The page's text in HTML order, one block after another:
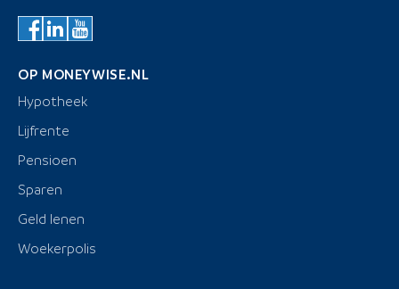
OP MONEYWISE.NL
Hypotheek
Lijfrente
Pensioen
Sparen
Geld lenen
Woekerpolis